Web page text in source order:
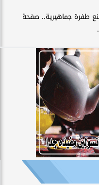
طفرة جماهيرية.. صفحة